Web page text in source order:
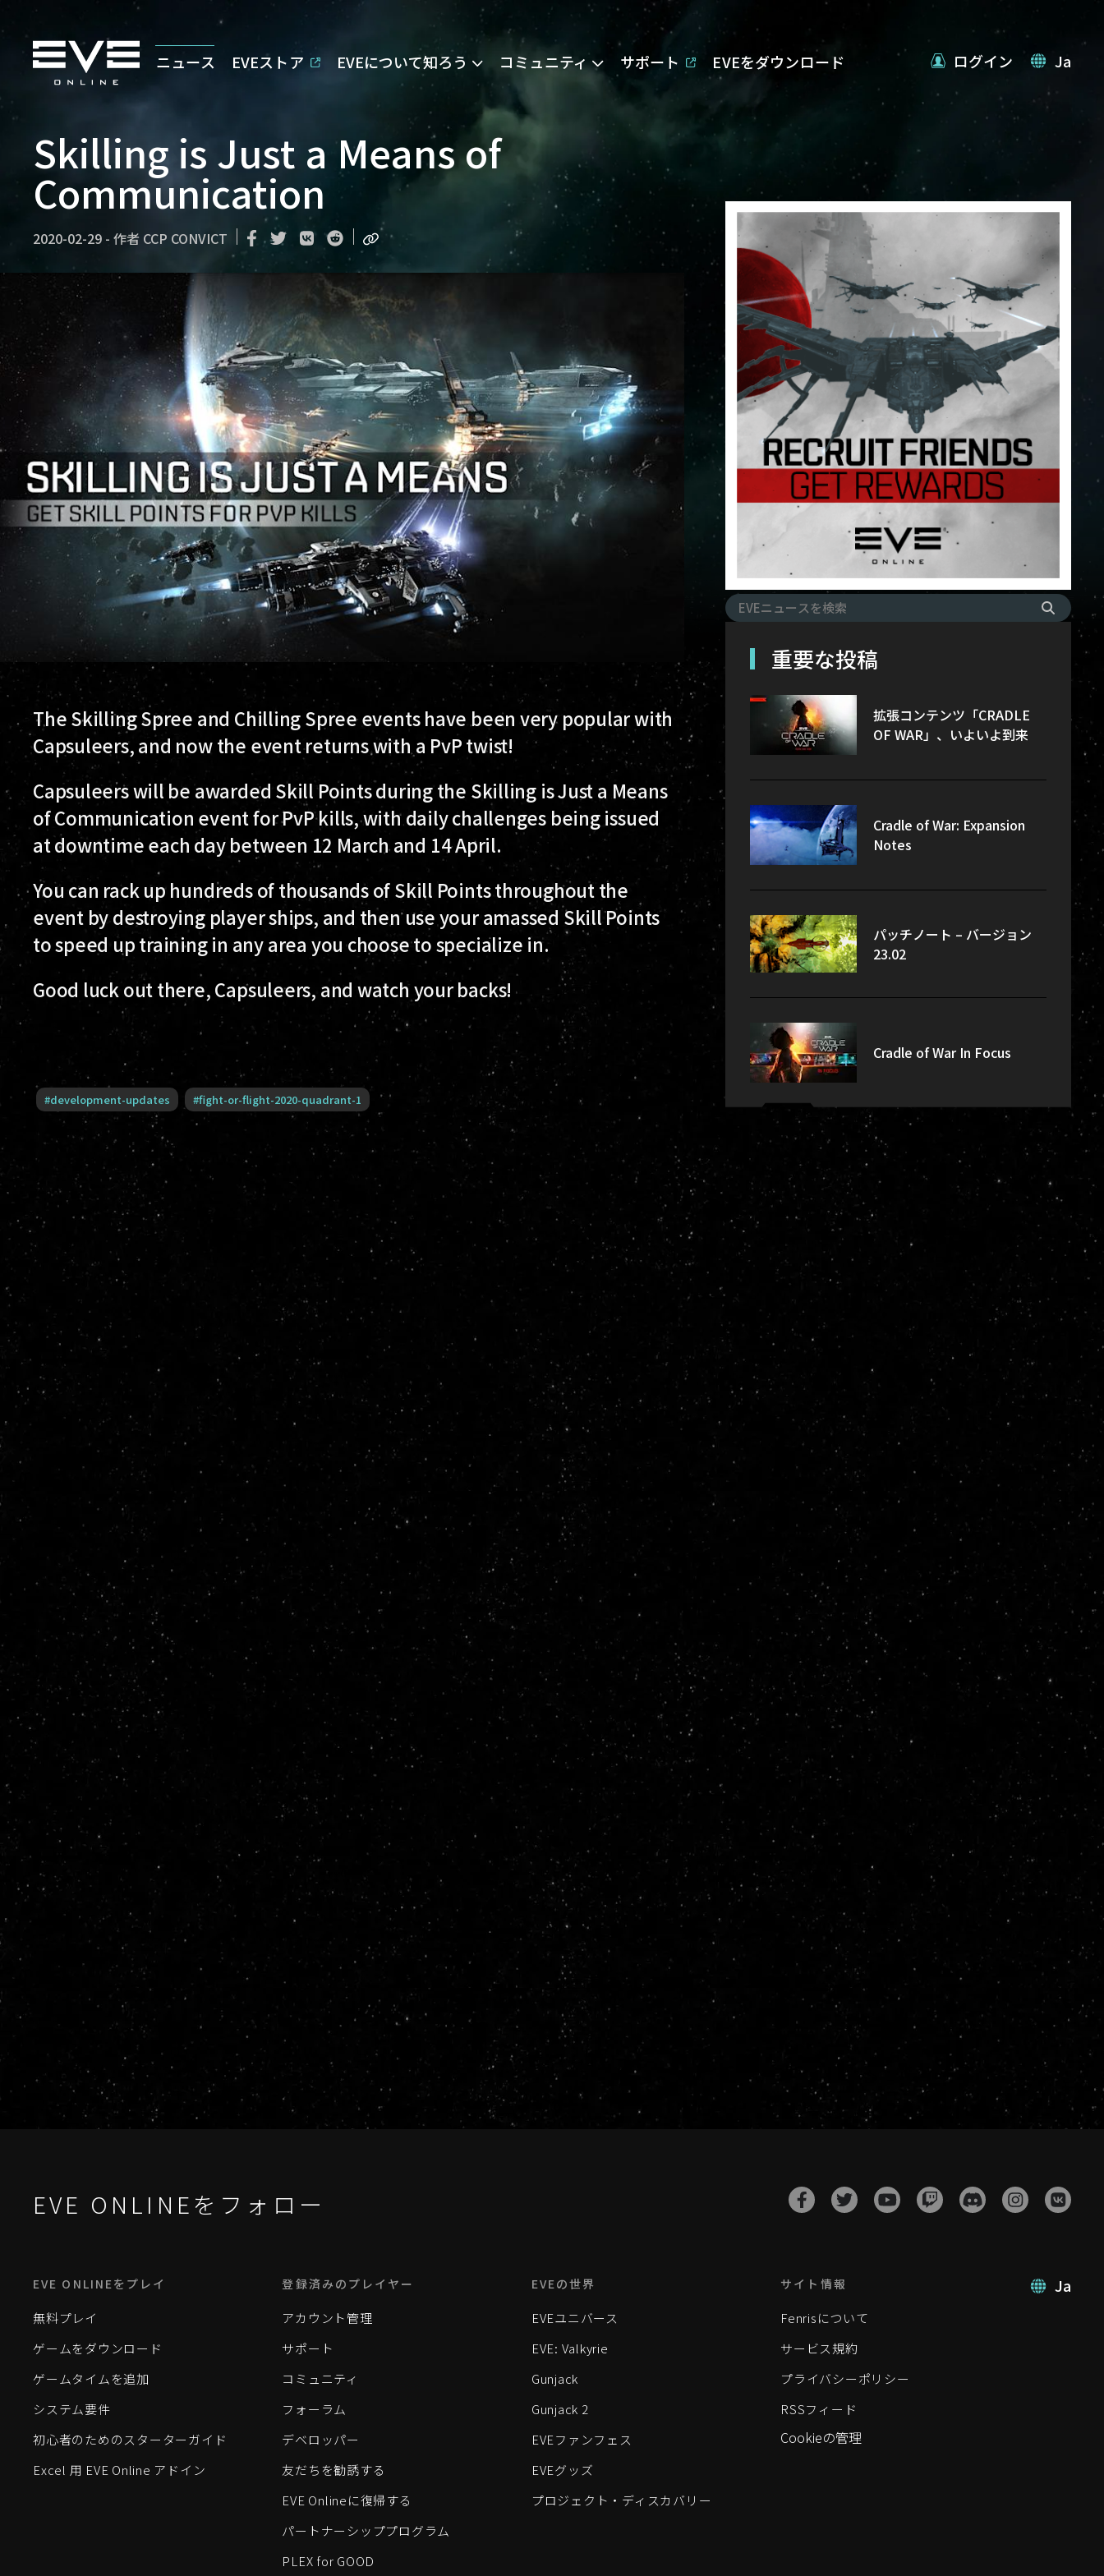
ニュース EVEストア EVEについて知ろう コミュニティ サポート EVEをダウンロード ログイン Ja
Skilling is Just a Means of
Communication
2020-02-29 - 作者 CCP CONVICT
The Skilling Spree and Chilling Spree events have been very popular with
Capsuleers, and now the event returns with a PvP twist!
Capsuleers will be awarded Skill Points during the Skilling is Just a Means
of Communication event for PvP kills, with daily challenges being issued
at downtime each day between 12 March and 14 April.
You can rack up hundreds of thousands of Skill Points throughout the
event by destroying player ships, and then use your amassed Skill Points
to speed up training in any area you choose to specialize in.
Good luck out there, Capsuleers, and watch your backs!
#development-updates #fight-or-flight-2020-quadrant-1
重要な投稿
拡張コンテンツ「CRADLE
OF WAR」、いよいよ到来
Cradle of War: Expansion
Notes
パッチノート – バージョン
23.02
Cradle of War In Focus
EVE ONLINEをフォロー
Ja
EVE ONLINEをプレイ
無料プレイ
ゲームをダウンロード
ゲームタイムを追加
システム要件
初心者のためのスターターガイド
Excel 用 EVE Online アドイン
登録済みのプレイヤー
アカウント管理
サポート
コミュニティ
フォーラム
デベロッパー
友だちを勧誘する
EVE Onlineに復帰する
パートナーシッププログラム
PLEX for GOOD
EVEの世界
EVEユニバース
EVE: Valkyrie
Gunjack
Gunjack 2
EVEファンフェス
EVEグッズ
プロジェクト・ディスカバリー
サイト情報
Fenrisについて
サービス規約
プライバシーポリシー
RSSフィード
Cookieの管理